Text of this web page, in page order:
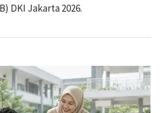
DKI Jakarta 2026.